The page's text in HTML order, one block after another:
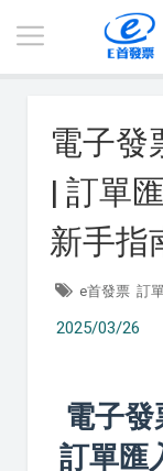
電子發
| 訂單
新手指
e首發票 訂
2025/03/26
電子發
訂單匯